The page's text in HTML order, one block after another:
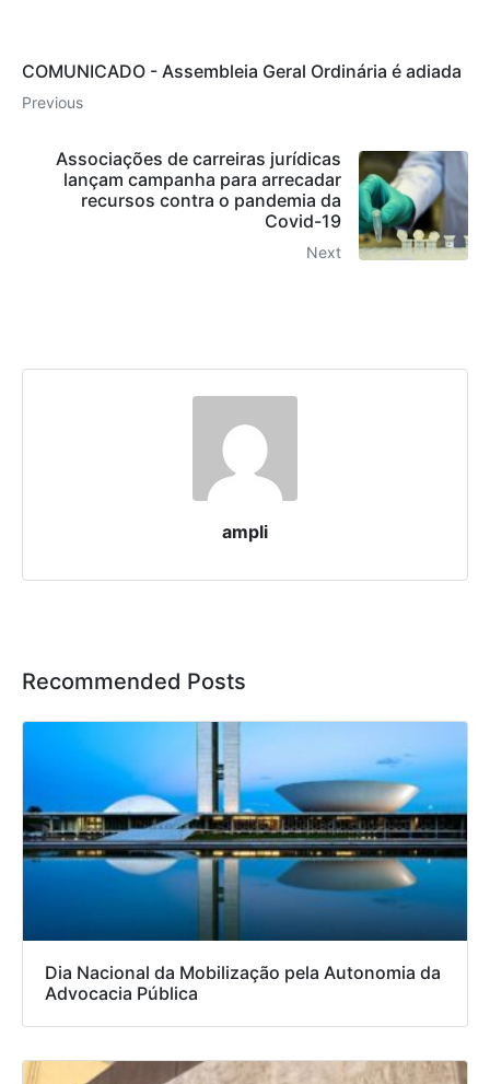
COMUNICADO - Assembleia Geral Ordinária é adiada
Previous
Associações de carreiras jurídicas
lançam campanha para arrecadar
recursos contra o pandemia da
Covid-19
Next
ampli
Recommended Posts
Dia Nacional da Mobilização pela Autonomia da
Advocacia Pública